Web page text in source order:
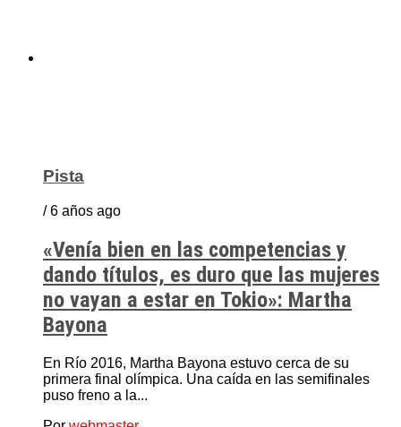
Pista
/ 6 años ago
«Venía bien en las competencias y
dando títulos, es duro que las mujeres
no vayan a estar en Tokio»: Martha
Bayona
En Río 2016, Martha Bayona estuvo cerca de su
primera final olímpica. Una caída en las semifinales
puso freno a la...